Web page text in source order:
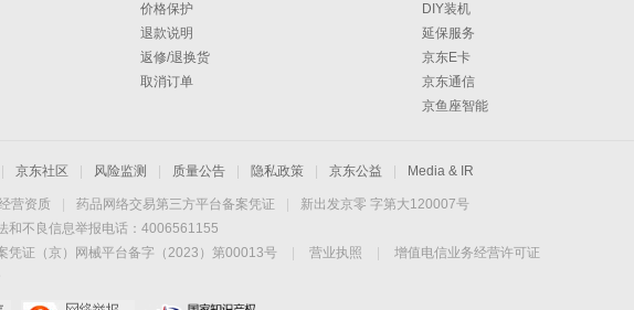
价格保护
退款说明
返修/退换货
取消订单
DIY装机
延保服务
京东E卡
京东通信
京鱼座智能
京东社区 风险监测 质量公告 隐私政策 京东公益 Media & IR
营资质 药品网络交易第三方平台备案凭证
新出发京零 字第大120007号
和不良信息举报电话：4006561155
凭证（京）网械平台备字（2023）第00013号 营业执照
增值电信业务经营许可证